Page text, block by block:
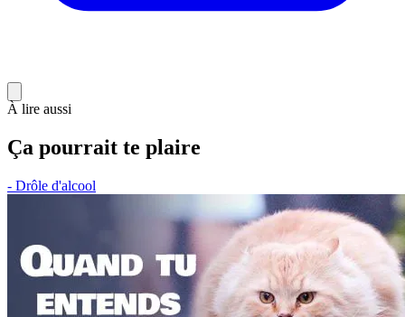
À lire aussi
Ça pourrait te plaire
- Drôle d'alcool